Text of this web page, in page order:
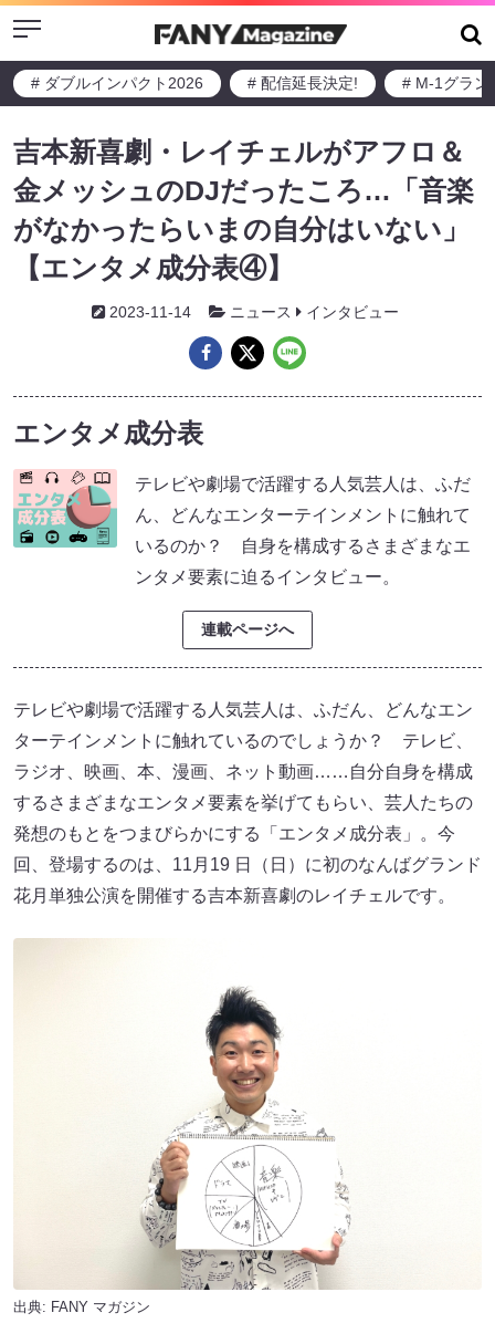
Menu
# ダブルインパクト2026 # 配信延長決定! # M-1グラン
吉本新喜劇・レイチェルがアフロ＆
金メッシュのDJだったころ…「音楽
がなかったらいまの自分はいない」
【エンタメ成分表④】
2023-11-14 ニュース インタビュー
エンタメ成分表
テレビや劇場で活躍する人気芸人は、ふだ
ん、どんなエンターテインメントに触れて
いるのか？ 自身を構成するさまざまなエ
ンタメ要素に迫るインタビュー。
連載ページへ
テレビや劇場で活躍する人気芸人は、ふだん、どんなエン
ターテインメントに触れているのでしょうか？ テレビ、
ラジオ、映画、本、漫画、ネット動画……自分自身を構成
するさまざまなエンタメ要素を挙げてもらい、芸人たちの
発想のもとをつまびらかにする「エンタメ成分表」。今
回、登場するのは、11月19 日（日）に初のなんばグランド
花月単独公演を開催する吉本新喜劇のレイチェルです。
出典: FANY マガジン